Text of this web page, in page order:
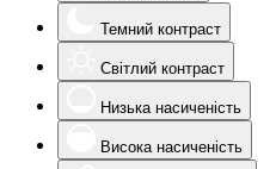
Темний контраст
Світлий контраст
Низька насиченість
Висока насиченість